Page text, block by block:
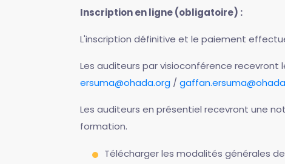
Inscription en ligne (obligatoire) :
L'inscription définitive et le paiement
Les auditeurs par visioconférence
ersuma@ohada.org /
Les auditeurs en présentiel recevront une
formation.
Télécharger les modalités générales